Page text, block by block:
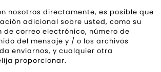
nosotros directamente, es posible que
adicional sobre usted, como su
de correo electrónico, número de
del mensaje y / o los archivos
enviarnos, y cualquier otra
proporcionar.